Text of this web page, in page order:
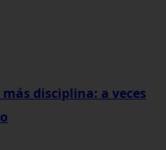
disciplina: a veces